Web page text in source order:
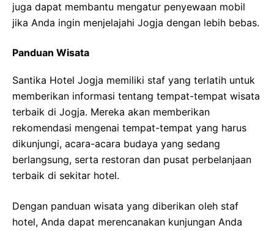
juga dapat membantu mengatur penyewaan mobil
jika Anda ingin menjelajahi Jogja dengan lebih bebas.
Panduan Wisata
Santika Hotel Jogja memiliki staf yang terlatih untuk
memberikan informasi tentang tempat-tempat wisata
terbaik di Jogja. Mereka akan memberikan
rekomendasi mengenai tempat-tempat yang harus
dikunjungi, acara-acara budaya yang sedang
berlangsung, serta restoran dan pusat perbelanjaan
terbaik di sekitar hotel.
Dengan panduan wisata yang diberikan oleh staf
hotel, Anda dapat merencanakan kunjungan Anda